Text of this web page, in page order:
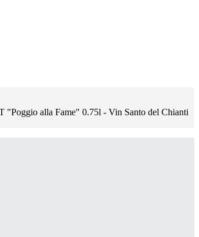
alla Fame" 0.75l - Vin Santo del Chianti